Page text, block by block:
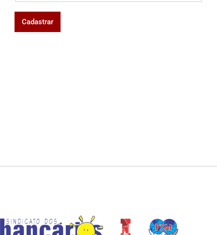
Cadastrar